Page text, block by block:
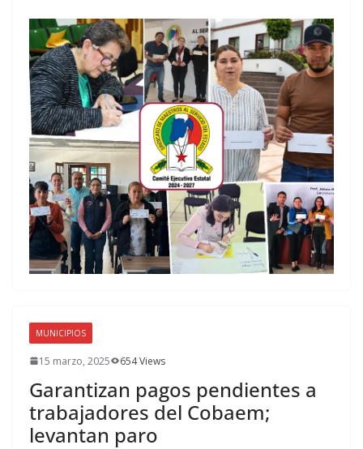
MUNICIPIOS
15 marzo, 2025 654 Views
Garantizan pagos pendientes a
trabajadores del Cobaem;
levantan paro